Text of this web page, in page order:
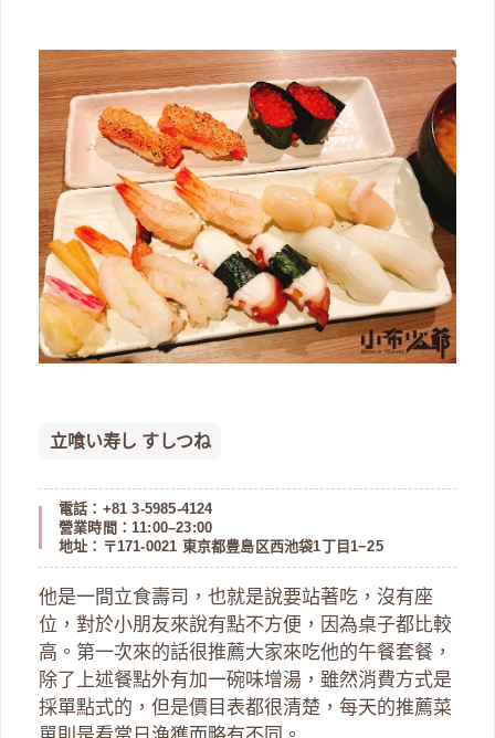
立喰い寿し すしつね
電話：+81 3-5985-4124
營業時間：11:00–23:00
地址：〒171-0021 東京都豊島区西池袋1丁目1−25
他是一間立食壽司，也就是說要站著吃，沒有座
位，對於小朋友來說有點不方便，因為桌子都比較
高。第一次來的話很推薦大家來吃他的午餐套餐，
除了上述餐點外有加一碗味增湯，雖然消費方式是
採單點式的，但是價目表都很清楚，每天的推薦菜